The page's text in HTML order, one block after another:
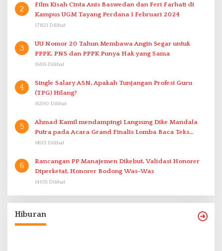
2
Film Kisah Cinta Anis Baswedan dan Feri Farhati di
Kampus UGM Tayang Perdana 1 Februari 2024
17821 Dilihat
3
UU Nomor 20 Tahun Membawa Angin Segar untuk
PPPK. PNS dan PPPK Punya Hak yang Sama
15615 Dilihat
4
Single Salary ASN, Apakah Tunjangan Profesi Guru
(TPG) Hilang?
15390 Dilihat
5
Ahmad Kamil mendampingi Langsung Dike Mandala
Putra pada Acara Grand Finalis Lomba Baca Teks
Proklamasi Mirip Bung Karno di Bali
14513 Dilihat
6
Rancangan PP Manajemen Dikebut, Validasi Honorer
Diperketat, Honorer Bodong Was-Was
14105 Dilihat
Hiburan